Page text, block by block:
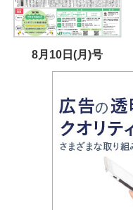
8月10日(月)号